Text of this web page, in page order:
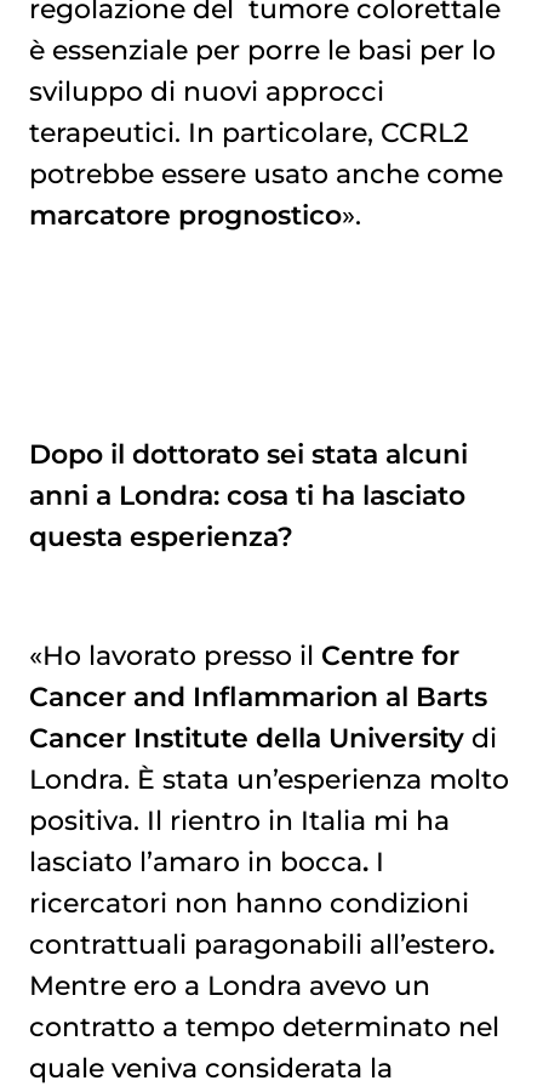
regolazione del
tumore colorettale
è essenziale per porre le basi per lo
sviluppo di nuovi approcci
terapeutici. In particolare, CCRL2
potrebbe essere usato anche come
marcatore prognostico».
Dopo il dottorato sei stata alcuni
anni a Londra: cosa ti ha lasciato
questa esperienza?
«Ho lavorato presso il Centre for
Cancer and Inflammarion al Barts
Cancer Institute della University di
Londra. È stata un’esperienza molto
positiva. Il rientro in Italia mi ha
lasciato l’amaro in bocca. I
ricercatori non hanno condizioni
contrattuali paragonabili all’estero.
Mentre ero a Londra avevo un
contratto a tempo determinato nel
quale veniva considerata la